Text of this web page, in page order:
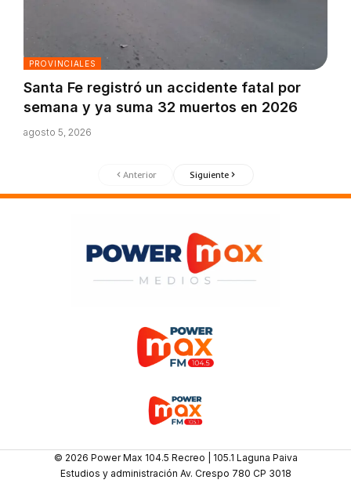
PROVINCIALES
Santa Fe registró un accidente fatal por
semana y ya suma 32 muertos en 2026
agosto 5, 2026
Anterior Siguiente
© 2026 Power Max 104.5 Recreo | 105.1 Laguna Paiva
Estudios y administración Av. Crespo 780 CP 3018